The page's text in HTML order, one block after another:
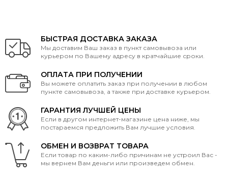
БЫСТРАЯ ДОСТАВКА ЗАКАЗА
Мы доставим Ваш заказ в пункт самовывоза или
курьером по Вашему адресу в кратчайшие сроки.
ОПЛАТА ПРИ ПОЛУЧЕНИИ
Вы можете оплатить заказ при получении в любом
пункте самовывоза, а также при доставке курьером.
ГАРАНТИЯ ЛУЧШЕЙ ЦЕНЫ
Если в другом интернет-магазине цена ниже, мы
постараемся предложить Вам лучшие условия.
ОБМЕН И ВОЗВРАТ ТОВАРА
Если товар по каким-либо причинам не устроил Вас -
мы вернем Вам деньги или произведем обмен.